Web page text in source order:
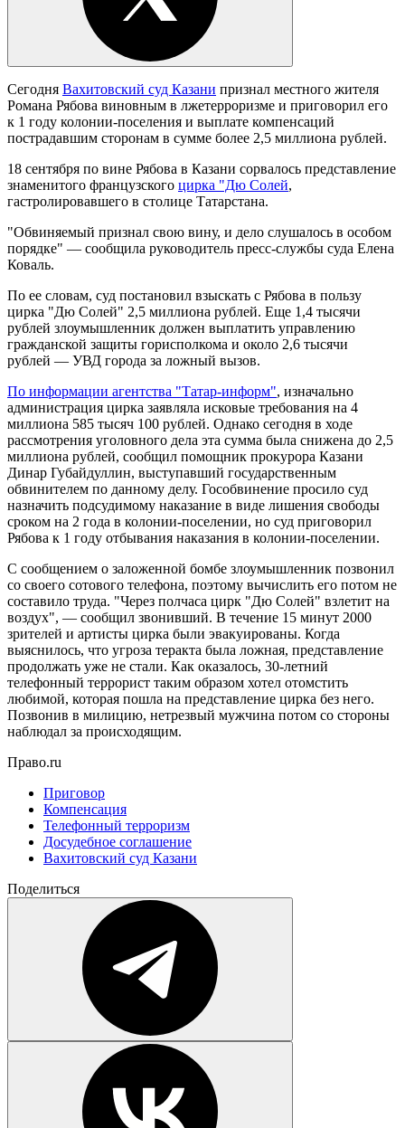
Сегодня Вахитовский суд Казани признал местного жителя
Романа Рябова виновным в лжетерроризме и приговорил его
к 1 году колонии-поселения и выплате компенсаций
пострадавшим сторонам в сумме более 2,5 миллиона рублей.
18 сентября по вине Рябова в Казани сорвалось представление
знаменитого французского цирка "Дю Солей,
гастролировавшего в столице Татарстана.
"Обвиняемый признал свою вину, и дело слушалось в особом
порядке" — сообщила руководитель пресс-службы суда Елена
Коваль.
По ее словам, суд постановил взыскать с Рябова в пользу
цирка "Дю Солей" 2,5 миллиона рублей. Еще 1,4 тысячи
рублей злоумышленник должен выплатить управлению
гражданской защиты горисполкома и около 2,6 тысячи
рублей — УВД города за ложный вызов.
По информации агентства "Татар-информ", изначально
администрация цирка заявляла исковые требования на 4
миллиона 585 тысяч 100 рублей. Однако сегодня в ходе
рассмотрения уголовного дела эта сумма была снижена до 2,5
миллиона рублей, сообщил помощник прокурора Казани
Динар Губайдуллин, выступавший государственным
обвинителем по данному делу. Гособвинение просило суд
назначить подсудимому наказание в виде лишения свободы
сроком на 2 года в колонии-поселении, но суд приговорил
Рябова к 1 году отбывания наказания в колонии-поселении.
С сообщением о заложенной бомбе злоумышленник позвонил
со своего сотового телефона, поэтому вычислить его потом не
составило труда. "Через полчаса цирк "Дю Солей" взлетит на
воздух", — сообщил звонивший. В течение 15 минут 2000
зрителей и артисты цирка были эвакуированы. Когда
выяснилось, что угроза теракта была ложная, представление
продолжать уже не стали. Как оказалось, 30-летний
телефонный террорист таким образом хотел отомстить
любимой, которая пошла на представление цирка без него.
Позвонив в милицию, нетрезвый мужчина потом со стороны
наблюдал за происходящим.
Право.ru
Приговор
Компенсация
Телефонный терроризм
Досудебное соглашение
Вахитовский суд Казани
Поделиться